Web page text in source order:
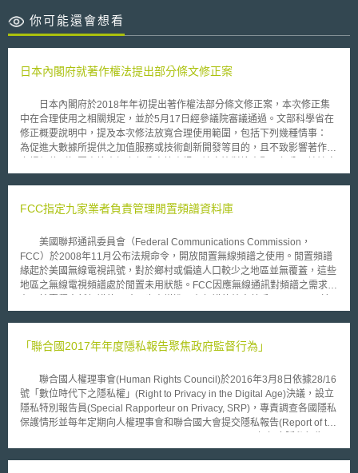
你可能還會想看
日本內閣府就著作權法提出部分條文修正案
日本內閣府於2018年年初提出著作權法部分條文修正案，本次修正集
中在合理使用之相關規定，並於5月17日經參議院審議通過。文部科學省在
修正概要說明中，提及本次修法放寬合理使用範圍，包括下列幾種情事：
為促進大數據所提供之加值服務或技術創新開發等目的，且不致影響著作之
內容）。 老師以教學或提供學生預、複習為目的，利用他人著作所製作之
因肢體殘障而無法翻閱書籍之人，而將書籍文字以錄音方式呈現。 將美術
法， 在教育推動、便利身障人士及美術館之數位典藏利用等相關數據資訊
產業發展上，有效緩解可能產生侵害著作權之問題，故此次條文修正案及後
續相關立法動態值得密切注意。
FCC指定九家業者負責管理閒置頻譜資料庫
美國聯邦通訊委員會（Federal Communications Commission，
FCC）於2008年11月公布法規命令，開放閒置無線頻譜之使用。閒置頻譜
緣起於美國無線電視訊號，對於鄉村或偏遠人口較少之地區並無覆蓋，這些
地區之無線電視頻譜處於閒置未用狀態。FCC因應無線通訊對頻譜之需求，
此法規命令中公布初步的技術規範，包含使用地理資料庫以及感知無線電技
計畫書，審查是否能成為資料庫管理者之資格。 2010年9月FCC再度
年01月26日，FCC正式公告九家業者，包括Comsearch、 Frequency
Finder、Google、KB Enterprises LLC and LS Telcom、 Key Bridge
Global LLC、 Neustar、Spectrum Bridge、 Telcordia Technologies、
WSdb LLC.。這九家業者將必須針對2010年所發佈之新規則提出補充資
「聯合國2017年年度隱私報告聚焦政府監督行為」
聯合國人權理事會(Human Rights Council)於2016年3月8日依據28/16
號「數位時代下之隱私權」(Right to Privacy in the Digital Age)決議，設立
隱私特別報告員(Special Rapporteur on Privacy, SRP)，專責調查各國隱私
保護情形並每年定期向人權理事會和聯合國大會提交隱私報告(Report of the
(A/HRC/34/60)於2月24日提出，報告除延續第一年報告中所列出的五大隱